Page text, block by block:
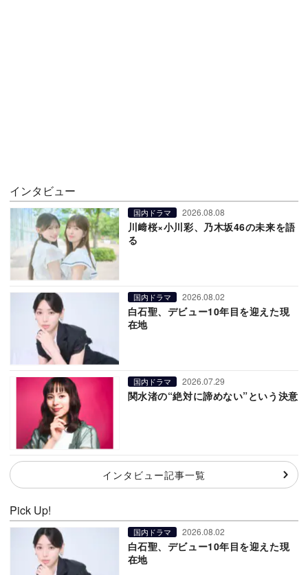
インタビュー
国内ドラマ 2026.08.08
川﨑桜×小川彩、乃木坂46の未来を語
る
国内ドラマ 2026.08.02
白石聖、デビュー10年目を迎えた現
在地
国内ドラマ 2026.07.29
関水渚の“絶対に諦めない”という決意
インタビュー記事一覧
Pick Up!
国内ドラマ 2026.08.02
白石聖、デビュー10年目を迎えた現
在地